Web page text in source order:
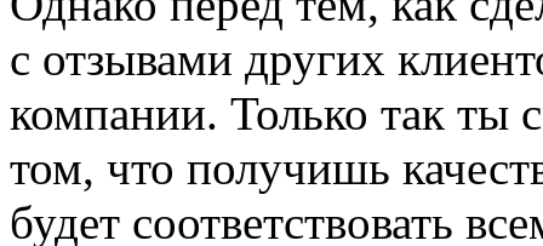
с отзывами других
компании. Только так
том, что получишь
будет соответствовать